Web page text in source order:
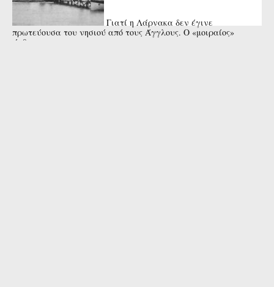
Γιατί η Λάρνακα δεν έγινε
πρωτεύουσα του νησιού από τους Άγγλους. Ο «μοιραίος»
άνθρωπος